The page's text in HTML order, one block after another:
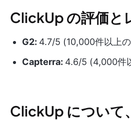
ClickUp の評価と
G2: 4.7/5 (10,000件以上
Capterra: 4.6/5 (4,000件
ClickUp について